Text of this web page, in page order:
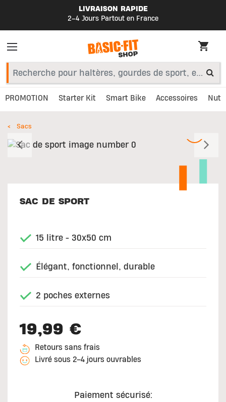
LIVRAISON RAPIDE
2–4 Jours Partout en France
PROMOTION Starter Kit Smart Bike Accessoires
Sacs
Précédent
SAC DE SPORT
15 litre - 30x50 cm
Élégant, fonctionnel, durable
2 poches externes
19,99 €
Retours sans frais
Livré sous 2–4 jours ouvrables
Paiement sécurisé: